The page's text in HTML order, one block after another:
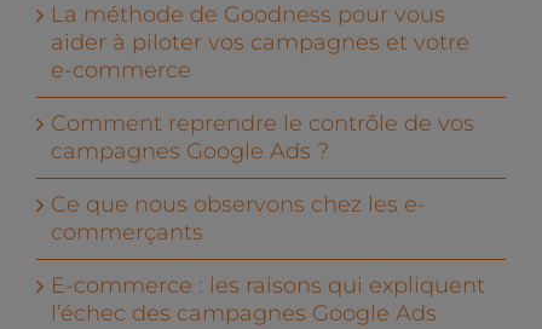
La méthode de Goodness pour vous
aider à piloter vos campagnes et votre
e-commerce
Comment reprendre le contrôle de vos
campagnes Google Ads ?
Ce que nous observons chez les e-
commerçants
E-commerce : les raisons qui expliquent
l’échec des campagnes Google Ads